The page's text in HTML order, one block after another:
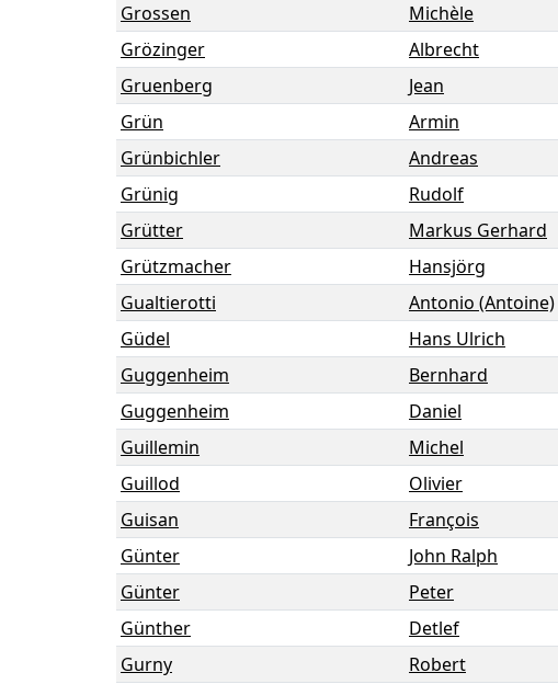
Grossen
Michèle
Grözinger
Albrecht
Gruenberg
Jean
Grün
Armin
Grünbichler
Andreas
Grünig
Rudolf
Grütter
Markus Gerhard
Grützmacher
Hansjörg
Gualtierotti
Antonio (Antoine)
Güdel
Hans Ulrich
Guggenheim
Bernhard
Guggenheim
Daniel
Guillemin
Michel
Guillod
Olivier
Guisan
François
Günter
John Ralph
Günter
Peter
Günther
Detlef
Gurny
Robert